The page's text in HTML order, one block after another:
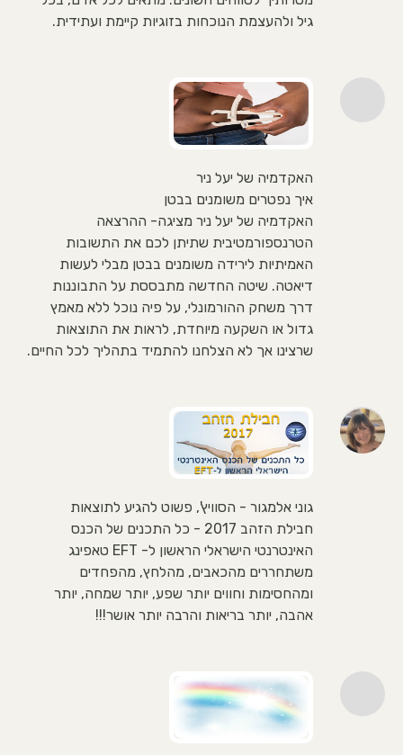
גיל ולהעצמת הנוכחות בזוגיות קיימת ועתידית.
האקדמיה של יעל ניר
איך נפטרים משומנים בבטן
האקדמיה של יעל ניר מציגה- ההרצאה
הטרנספורמטיבית שתיתן לכם את התשובות
האמיתיות לירידה משומנים בבטן מבלי לעשות
דיאטה. שיטה החדשה מתבססת על התבוננות
דרך משחק ההורמונלי, על פיה נוכל ללא מאמץ
גדול או השקעה מיוחדת, לראות את התוצאות
שרצינו אך לא הצלחנו להתמיד בתהליך לכל החיים.
גוני אלמגור - הסוויץ', פשוט להגיע לתוצאות
חבילת הזהב 2017 - כל התכנים של הכנס
האינטרנטי הישראלי הראשון ל- EFT טאפינג
משתחררים מהכאבים, מהלחץ, מהפחדים
ומהחסימות וחווים יותר שפע, יותר שמחה, יותר
אהבה, יותר בריאות והרבה יותר אושר!!!